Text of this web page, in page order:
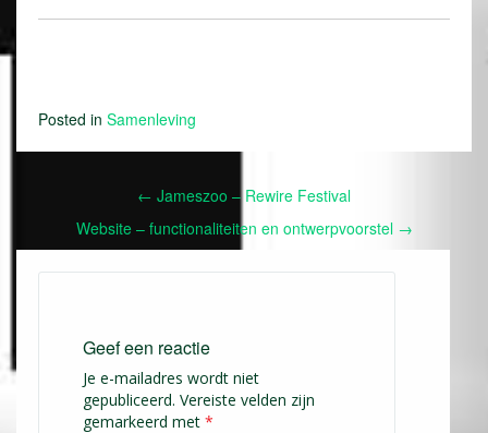
Posted in Samenleving
Post
navigation
← Jameszoo – Rewire Festival
Website – functionaliteiten en ontwerpvoorstel →
Geef een reactie
Je e-mailadres wordt niet
gepubliceerd. Vereiste velden zijn
gemarkeerd met *